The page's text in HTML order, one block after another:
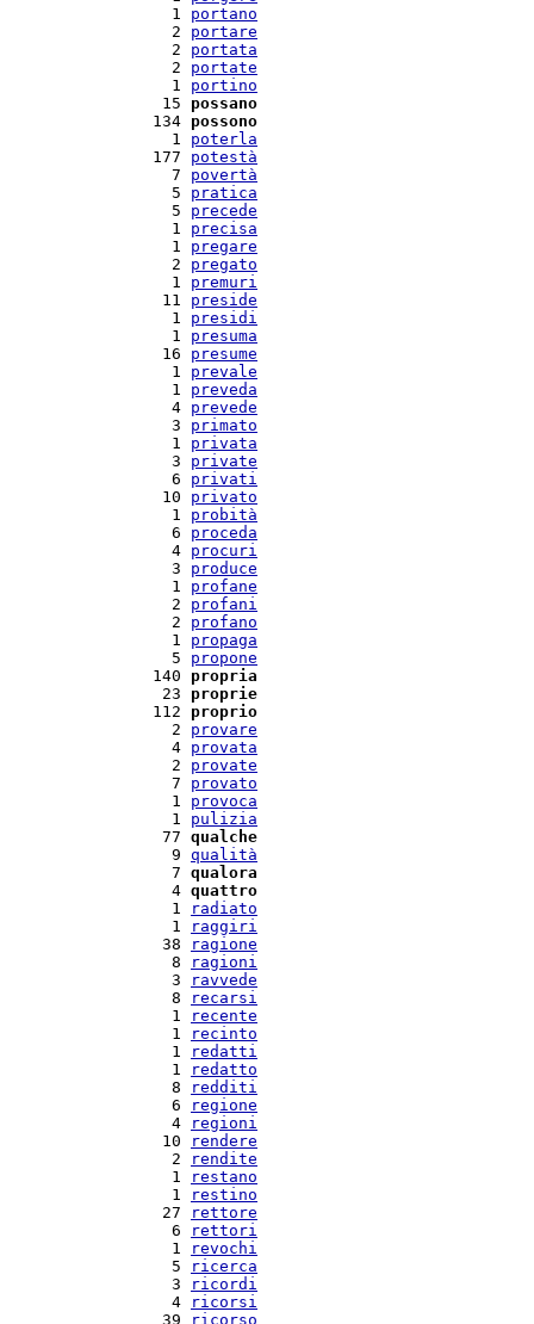
   1
portano
   2
portare
   2
portata
   2
portate
   1
portino
  15
possano
134 possono
   1
poterla
177 potestà
   7
povertà
   5
pratica
   5
precede
   1
precisa
   1
pregare
   2
pregato
   1
premuri
  11
preside
   1
presidi
   1
presuma
  16
presume
   1
prevale
   1
preveda
   4
prevede
   3
primato
   1
privata
   3
private
   6
privati
  10
privato
   1
probità
   6
proceda
   4
procuri
   3
produce
   1
profane
   2
profani
   2
profano
   1
propaga
   5
propone
140 propria
  23
proprie
112 proprio
   2
provare
   4
provata
   2
provate
   7
provato
   1
provoca
   1
pulizia
  77
qualche
   9
qualità
   7
qualora
   4
quattro
   1
radiato
   1
raggiri
  38
ragione
   8
ragioni
   3
ravvede
   8
recarsi
   1
recente
   1
recinto
   1
redatti
   1
redatto
   8
redditi
   6
regione
   4
regioni
  10
rendere
   2
rendite
   1
restano
   1
restino
  27
rettore
   6
rettori
   1
revochi
   5
ricerca
   3
ricordi
   4
ricorsi
  39
ricorso